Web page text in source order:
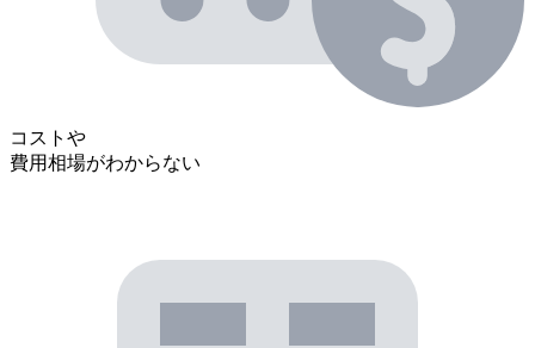
コストや
費用相場がわからない